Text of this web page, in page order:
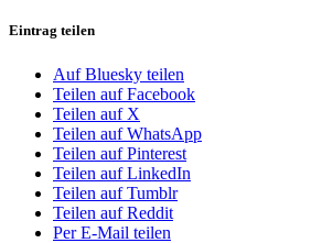
Eintrag teilen
Auf Bluesky teilen
Teilen auf Facebook
Teilen auf X
Teilen auf WhatsApp
Teilen auf Pinterest
Teilen auf LinkedIn
Teilen auf Tumblr
Teilen auf Reddit
Per E-Mail teilen